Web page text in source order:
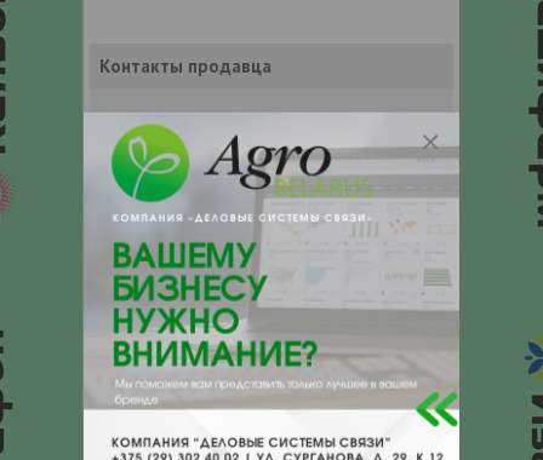
Контакты продавца
Оставьте электронный заказ с помощью
кнопки "Заказать" и мы подберем для
Вас подходящую компанию
поставщика.